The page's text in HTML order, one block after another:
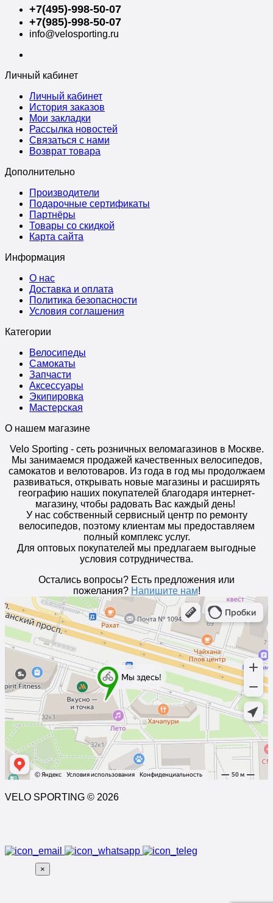
+7(495)-998-50-07
+7(985)-998-50-07
info@velosporting.ru
Личный кабинет
Личный кабинет
История заказов
Мои закладки
Рассылка новостей
Связаться с нами
Возврат товара
Дополнительно
Производители
Подарочные сертификаты
Партнёры
Товары со скидкой
Карта сайта
Информация
О нас
Доставка и оплата
Политика безопасности
Условия соглашения
Категории
Велосипеды
Самокаты
Запчасти
Аксессуары
Экипировка
Мастерская
О нашем магазине
Velo Sporting - сеть розничных веломагазинов в Москве.
Мы занимаемся продажей качественных велосипедов,
самокатов и велотоваров. Из года в год мы продолжаем
развиваться, открывать новые магазины и расширять
географию наших покупателей благодаря интернет-
магазину, чтобы радовать Вас каждый день!
У нас собственный сервисный центр по ремонту
велосипедов, поэтому клиентам мы предоставляем
полный комплекс услуг.
Для оптовых покупателей мы предлагаем выгодные
условия сотрудничества.
Остались вопросы? Есть предложения или
пожелания? Напишите нам!
VELO SPORTING © 2026
×